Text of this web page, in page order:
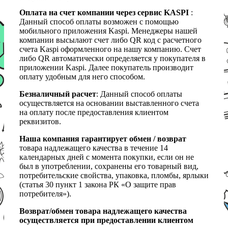
Оплата на счет компании через сервис KASPI :
Данный способ оплаты возможен с помощью
мобильного приложения Kaspi. Менеджеры нашей
компании высылают счет либо QR код с расчетного
счета Kaspi оформленного на нашу компанию. Счет
либо QR автоматически определяется у покупателя в
приложении Kaspi. Далее покупатель производит
оплату удобным для него способом.
Безналичный расчет: Данный способ оплаты
осуществляется на основании выставленного счета
на оплату после предоставления клиентом
реквизитов.
Наша компания гарантирует обмен / возврат
товара надлежащего качества в течение 14
календарных дней с момента покупки, если он не
был в употреблении, сохранены его товарный вид,
потребительские свойства, упаковка, пломбы, ярлыки
(статья 30 пункт 1 закона РК «О защите прав
потребителя»).
Возврат/обмен товара надлежащего качества
осуществляется при предоставлении клиентом